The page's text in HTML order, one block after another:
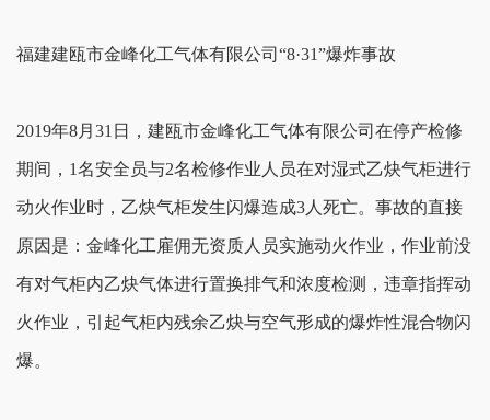
福建建瓯市金峰化工气体有限公司“8·31”爆炸事故
2019年8月31日，建瓯市金峰化工气体有限公司在停产检修
期间，1名安全员与2名检修作业人员在对湿式乙炔气柜进行
动火作业时，乙炔气柜发生闪爆造成3人死亡。事故的直接
原因是：金峰化工雇佣无资质人员实施动火作业，作业前没
有对气柜内乙炔气体进行置换排气和浓度检测，违章指挥动
火作业，引起气柜内残余乙炔与空气形成的爆炸性混合物闪
爆。